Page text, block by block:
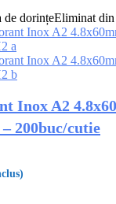
de dorințeEliminat
Inox A2
200buc/cutie